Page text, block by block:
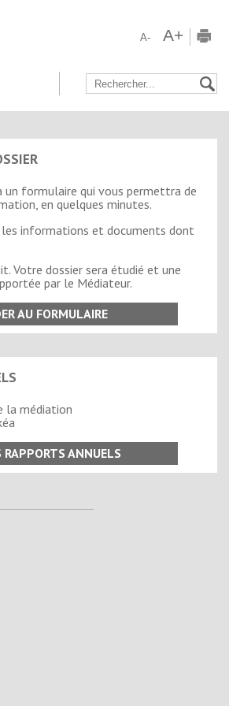
A- A+
un formulaire qui vous permettra de
en quelques minutes.
informations et documents dont
Votre dossier sera étudié et une
par le Médiateur.
AU FORMULAIRE
la médiation
RAPPORTS ANNUELS